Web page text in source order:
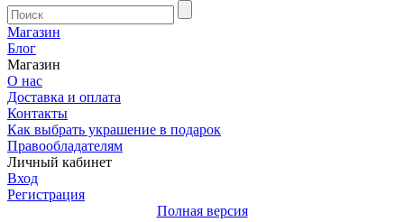
Магазин
Блог
Магазин
О нас
Доставка и оплата
Контакты
Как выбрать украшение в подарок
Правообладателям
Личный кабинет
Вход
Регистрация
Полная версия